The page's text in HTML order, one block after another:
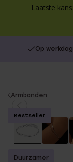
Laatste
Op
You
here:
Armbanden
Bestseller
Duurzamer